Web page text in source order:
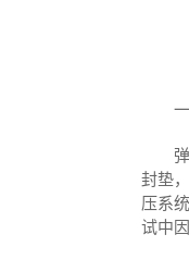
一
弹
封垫
压系
试中